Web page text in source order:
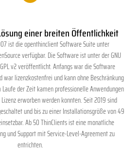
einer breiten Öffentlichkeit
ist die openthinclient Software Suite unter
verfügbar. Die Software ist unter der GNU
v2 veröffentlicht. Anfangs war die Software
war lizenzkostenfrei und kann ohne Beschränkung
der Zeit kamen professionelle Anwendungen
erworben werden konnten. Seit 2019 sind
und bis zu einer Installationsgröße von 49
Ab 50 ThinClients ist eine monatliche
und Support mit Service-Level-Agreement zu
entrichten.